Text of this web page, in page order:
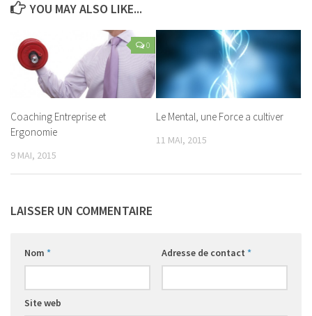
Programmes Nutrition
Les Diètes Spécifiques
La Monodiète
Régime Paléo
Régime Méditérranéen
Gestion du Poids de Forme
YOU MAY ALSO LIKE...
0
Coaching Entreprise et
Ergonomie
9 MAI, 2015
Le Mental, une Force a cultiver
11 MAI, 2015
LAISSER UN COMMENTAIRE
Nom * Adresse de contact *
Site web